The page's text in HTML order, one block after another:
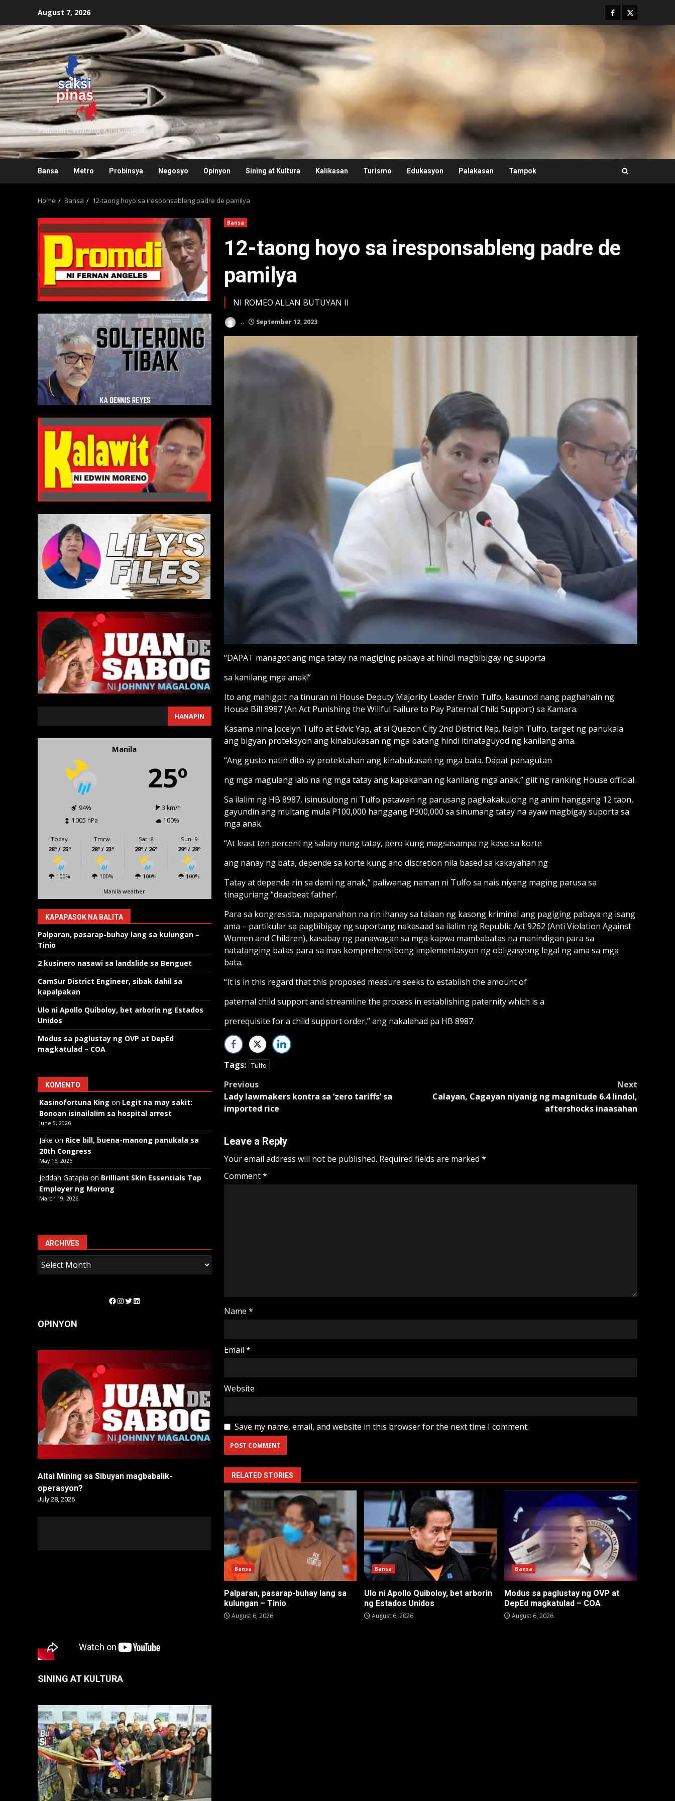
content
August 7, 2026 Facebook
Twitter
Palaban, Walang Kinikilingan
Bansa Metro Probinsya Negosyo Opinyon Sining at Kultura Kalikasan Turismo Edukasyon Palakasan Tampok
Home Bansa 12-taong hoyo sa iresponsableng padre de pamilya
Bansa
12-taong hoyo sa iresponsableng padre de
pamilya
NI ROMEO ALLAN BUTUYAN II
.. September 12, 2023
“DAPAT managot ang mga tatay na magiging pabaya at hindi magbibigay ng suporta
sa kanilang mga anak!”
Ito ang mahigpit na tinuran ni House Deputy Majority Leader Erwin Tulfo, kasunod nang paghahain ng
House Bill 8987 (An Act Punishing the Willful Failure to Pay Paternal Child Support) sa Kamara.
Kasama nina Jocelyn Tulfo at Edvic Yap, at si Quezon City 2nd District Rep. Ralph Tulfo, target ng panukala
ang bigyan proteksyon ang kinabukasan ng mga batang hindi itinataguyod ng kanilang ama.
“Ang gusto natin dito ay protektahan ang kinabukasan ng mga bata. Dapat panagutan
ng mga magulang lalo na ng mga tatay ang kapakanan ng kanilang mga anak,” giit ng ranking House official.
Sa ilalim ng HB 8987, isinusulong ni Tulfo patawan ng parusang pagkakakulong ng anim hanggang 12 taon,
gayundin ang multang mula P100,000 hanggang P300,000 sa sinumang tatay na ayaw magbigay suporta sa
mga anak.
“At least ten percent ng salary nung tatay, pero kung magsasampa ng kaso sa korte
ang nanay ng bata, depende sa korte kung ano discretion nila based sa kakayahan ng
Tatay at depende rin sa dami ng anak,” paliwanag naman ni Tulfo sa nais niyang maging parusa sa
tinaguriang “deadbeat father’.
Para sa kongresista, napapanahon na rin ihanay sa talaan ng kasong kriminal ang pagiging pabaya ng isang
ama – partikular sa pagbibigay ng suportang nakasaad sa ilalim ng Republic Act 9262 (Anti Violation Against
Women and Children), kasabay ng panawagan sa mga kapwa mambabatas na manindigan para sa
natatanging batas para sa mas komprehensibong implementasyon ng obligasyong legal ng ama sa mga
bata.
“It is in this regard that this proposed measure seeks to establish the amount of
paternal child support and streamline the process in establishing paternity which is a
prerequisite for a child support order,” ang nakalahad pa HB 8987.
Tags: Tulfo
Post
navigation
Previous
Lady lawmakers kontra sa ‘zero tariffs’ sa
imported rice
Next
Calayan, Cagayan niyanig ng magnitude 6.4 lindol,
aftershocks inaasahan
Leave a Reply
Your email address will not be published. Required fields are marked *
Comment*
Name *
Email *
Website
Save my name, email, and website in this browser for the next time I comment.
RELATED STORIES
Bansa
Palparan, pasarap-buhay lang sa
kulungan – Tinio
August 6, 2026
Bansa
Ulo ni Apollo Quiboloy, bet arborin
ng Estados Unidos
August 6, 2026
Bansa
Modus sa paglustay ng OVP at
DepEd magkatulad – COA
August 6, 2026
HANAPIN
Manila
25º
94%
3 km/h
1005 hPa
100%
Today
28º / 25º
100%
Tmrw.
28º / 23º
100%
Sat. 8
28º / 26º
100%
Sun. 9
29º / 28º
100%
Manila weather
KAPAPASOK NA BALITA
Palparan, pasarap-buhay lang sa kulungan –
Tinio
2 kusinero nasawi sa landslide sa Benguet
CamSur District Engineer, sibak dahil sa
kapalpakan
Ulo ni Apollo Quiboloy, bet arborin ng Estados
Unidos
Modus sa paglustay ng OVP at DepEd
magkatulad – COA
KOMENTO
Kasinofortuna King on Legit na may sakit:
Bonoan isinailalim sa hospital arrest
June 5, 2026
Jake on Rice bill, buena-manong panukala sa
20th Congress
May 16, 2026
Jeddah Gatapia on Brilliant Skin Essentials Top
Employer ng Morong
March 19, 2026
ARCHIVES
Facebook
Instagram
Twitter
LinkedIn
OPINYON
Altai Mining sa Sibuyan magbabalik-
operasyon?
July 28, 2026
SINING AT KULTURA